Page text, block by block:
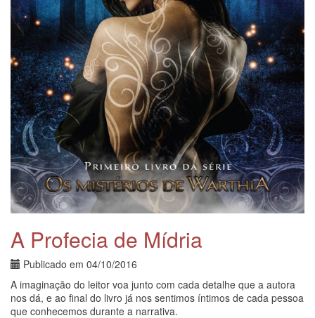
A Profecia de Mídria
Publicado em 04/10/2016
A imaginação do leitor voa junto com cada detalhe que a autora
nos dá, e ao final do livro já nos sentimos íntimos de cada pessoa
que conhecemos durante a narrativa.